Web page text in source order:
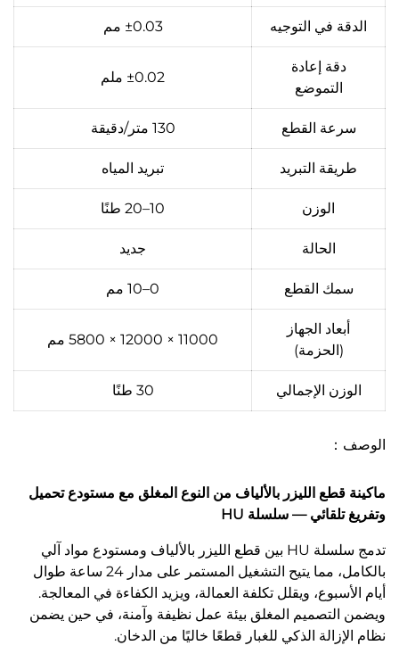
الدقة في التوجيه ±0.03 مم
دقة إعادة
التموضع
±0.02 ملم
سرعة القطع 130 متر/دقيقة
طريقة التبريد تبريد المياه
الوزن 10–20 طنًا
الحالة جديد
سمك القطع 0–10 مم
أبعاد الجهاز
(الحزمة)
11000 × 12000 × 5800 مم
الوزن الإجمالي 30 طنًا
الوصف：
ماكينة قطع الليزر بالألياف من النوع المغلق مع مستودع تحميل
وتفريغ تلقائي — سلسلة HU
تدمج سلسلة HU بين قطع الليزر بالألياف ومستودع مواد آلي
بالكامل، مما يتيح التشغيل المستمر على مدار 24 ساعة طوال
أيام الأسبوع، ويقلل تكلفة العمالة، ويزيد الكفاءة في المعالجة.
ويضمن التصميم المغلق بيئة عمل نظيفة وآمنة، في حين يضمن
نظام الإزالة الذكي للغبار قطعًا خاليًا من الدخان.